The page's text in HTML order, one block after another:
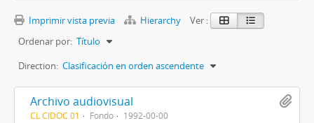
Imprimir vista previa Hierarchy
Ver :
Ordenar por: Título
Direction: Clasificación en orden ascendente
Archivo audiovisual
CL CIDOC 01 Fondo
1992-00-00